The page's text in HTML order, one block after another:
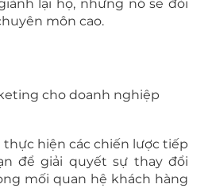
lại họ, nhưng nó sẽ đòi
môn cao.
hiện các chiến lược tiếp
để giải quyết sự thay đổi
mối quan hệ khách hàng